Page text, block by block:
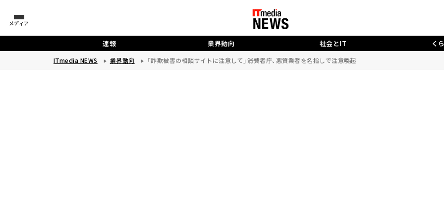
メディア
速報 業界動向 社会とIT く
ITmedia NEWS 業界動向 「詐欺被害の相談サイトに注意して」――消費者庁、悪質業者を名指しで注意喚起